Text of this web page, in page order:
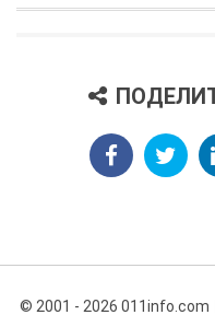
© 2001 - 2026 011info.com